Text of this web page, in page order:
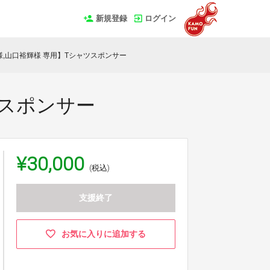
新規登録 ログイン
山口裕輝様 専用】Tシャツスポンサー
ポンサー
¥30,000 (税込)
支援終了
お気に入りに追加する